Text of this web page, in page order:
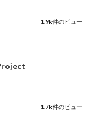
1.9k件のビュー
1.7k件のビュー